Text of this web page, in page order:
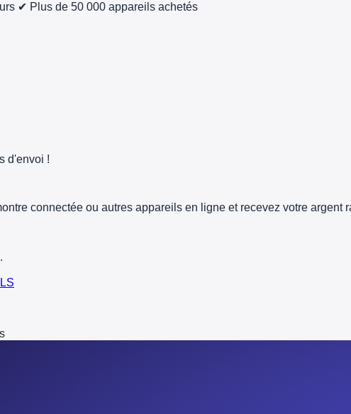
✔ Plus de 50 000 appareils achetés
d'envoi !
connectée ou autres appareils en ligne et recevez votre argent